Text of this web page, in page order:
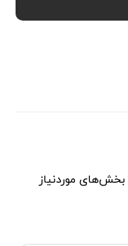
بخش‌های موردنیاز